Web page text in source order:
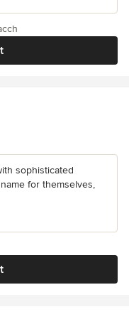
Sternen
sophisticated
for themselves,